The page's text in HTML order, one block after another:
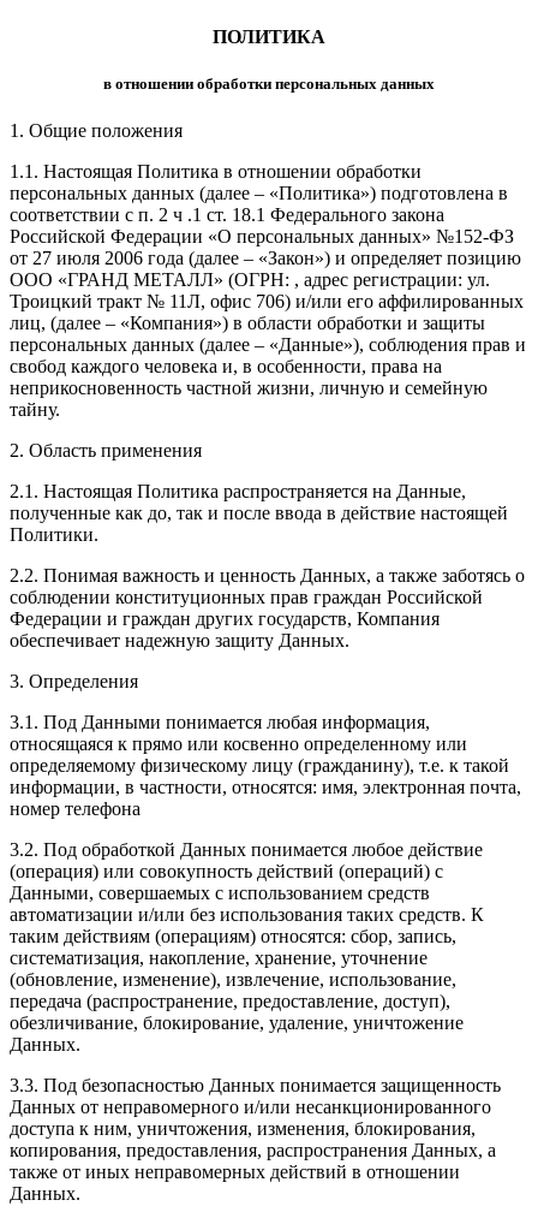
ПОЛИТИКА
в отношении обработки персональных данных
1. Общие положения
1.1. Настоящая Политика в отношении обработки
персональных данных (далее – «Политика») подготовлена в
соответствии с п. 2 ч .1 ст. 18.1 Федерального закона
Российской Федерации «О персональных данных» №152-ФЗ
от 27 июля 2006 года (далее – «Закон») и определяет позицию
ООО «ГРАНД МЕТАЛЛ» (ОГРН: , адрес регистрации: ул.
Троицкий тракт № 11Л, офис 706) и/или его аффилированных
лиц, (далее – «Компания») в области обработки и защиты
персональных данных (далее – «Данные»), соблюдения прав и
свобод каждого человека и, в особенности, права на
неприкосновенность частной жизни, личную и семейную
тайну.
2. Область применения
2.1. Настоящая Политика распространяется на Данные,
полученные как до, так и после ввода в действие настоящей
Политики.
2.2. Понимая важность и ценность Данных, а также заботясь о
соблюдении конституционных прав граждан Российской
Федерации и граждан других государств, Компания
обеспечивает надежную защиту Данных.
3. Определения
3.1. Под Данными понимается любая информация,
относящаяся к прямо или косвенно определенному или
определяемому физическому лицу (гражданину), т.е. к такой
информации, в частности, относятся: имя, электронная почта,
номер телефона
3.2. Под обработкой Данных понимается любое действие
(операция) или совокупность действий (операций) с
Данными, совершаемых с использованием средств
автоматизации и/или без использования таких средств. К
таким действиям (операциям) относятся: сбор, запись,
систематизация, накопление, хранение, уточнение
(обновление, изменение), извлечение, использование,
передача (распространение, предоставление, доступ),
обезличивание, блокирование, удаление, уничтожение
Данных.
3.3. Под безопасностью Данных понимается защищенность
Данных от неправомерного и/или несанкционированного
доступа к ним, уничтожения, изменения, блокирования,
копирования, предоставления, распространения Данных, а
также от иных неправомерных действий в отношении
Данных.